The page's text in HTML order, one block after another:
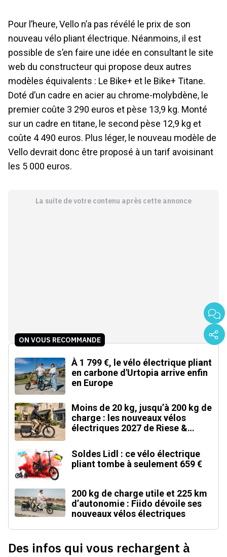
Pour l’heure, Vello n’a pas révélé le prix de son
nouveau vélo pliant électrique. Néanmoins, il est
possible de s’en faire une idée en consultant le site
web du constructeur qui propose deux autres
modèles équivalents : Le Bike+ et le Bike+ Titane.
Doté d’un cadre en acier au chrome-molybdène, le
premier coûte 3 290 euros et pèse 13,9 kg. Monté
sur un cadre en titane, le second pèse 12,9 kg et
coûte 4 490 euros. Plus léger, le nouveau modèle de
Vello devrait donc être proposé à un tarif avoisinant
les 5 000 euros.
La suite de votre contenu après cette annonce
ON VOUS RECOMMANDE
À 1 799 €, le vélo électrique pliant
en carbone d'Urtopia arrive enfin
en Europe
Moins de 20 kg, jusqu’à 200 kg de
charge : les nouveaux vélos
électriques 2027 de Riese &
Soldes Lidl : ce vélo électrique
pliant tombe à seulement 659 €
200 kg de charge utile et 225 km
d’autonomie : Fiido dévoile ses
nouveaux vélos électriques
Des infos qui vous rechargent à